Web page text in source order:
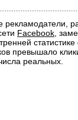
рекламодатели,
Facebook ,
превышало
реальных.